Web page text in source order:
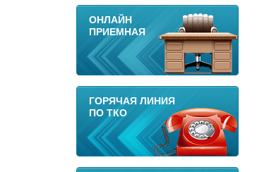
11
ОНЛАЙН
ПРИЕМНАЯ
ГОРЯЧАЯ ЛИНИЯ
ПО ТКО